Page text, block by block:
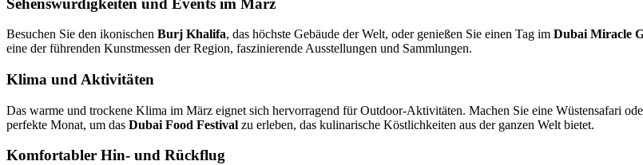
Besuchen Sie den ikonischen Burj Khalifa, das höchste Gebäude der Welt, oder genießen Sie einen Tag im Dubai Miracle
eine der führenden Kunstmessen der Region, faszinierende Ausstellungen und Sammlungen.
Klima und Aktivitäten
Das warme und trockene Klima im März eignet sich hervorragend für Outdoor-Aktivitäten. Machen Sie eine Wüstensafari
perfekte Monat, um das Dubai Food Festival zu erleben, das kulinarische Köstlichkeiten aus der ganzen Welt bietet.
Komfortabler Hin- und Rückflug